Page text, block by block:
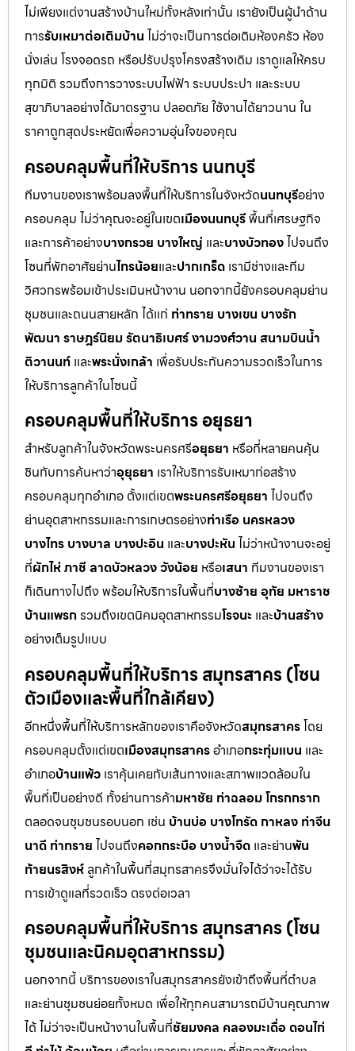
ไม่เพียงแต่งานสร้างบ้านใหม่ทั้งหลังเท่านั้น เรายังเป็นผู้นำด้าน
การรับเหมาต่อเติมบ้าน ไม่ว่าจะเป็นการต่อเติมห้องครัว ห้อง
นั่งเล่น โรงจอดรถ หรือปรับปรุงโครงสร้างเดิม เราดูแลให้ครบ
ทุกมิติ รวมถึงการวางระบบไฟฟ้า ระบบประปา และระบบ
สุขาภิบาลอย่างได้มาตรฐาน ปลอดภัย ใช้งานได้ยาวนาน ใน
ราคาถูกสุดประหยัดเพื่อความอุ่นใจของคุณ
ครอบคลุมพื้นที่ให้บริการ นนทบุรี
ทีมงานของเราพร้อมลงพื้นที่ให้บริการในจังหวัดนนทบุรีอย่าง
ครอบคลุม ไม่ว่าคุณจะอยู่ในเขตเมืองนนทบุรีพื้นที่เศรษฐกิจ
และการค้าอย่างบางกรวย บางใหญ่ และบางบัวทองไปจนถึง
โซนที่พักอาศัยย่านไทรน้อยและปากเกร็ด เรามีช่างและทีม
วิศวกรพร้อมเข้าประเมินหน้างาน นอกจากนี้ยังครอบคลุมย่าน
ชุมชนและถนนสายหลัก ได้แก่ ท่าทราย บางเขน บางรัก
พัฒนา ราษฎร์นิยม รัตนาธิเบศร์ งามวงศ์วาน สนามบินน้ำ
ติวานนท์ และพระนั่งเกล้า เพื่อรับประกันความรวดเร็วในการ
ให้บริการลูกค้าในโซนนี้
ครอบคลุมพื้นที่ให้บริการ อยุธยา
สำหรับลูกค้าในจังหวัดพระนครศรีอยุธยา หรือที่หลายคนคุ้น
ชินกับการค้นหาว่าอุยุธยา เราให้บริการรับเหมาก่อสร้าง
ครอบคลุมทุกอำเภอ ตั้งแต่เขตพระนครศรีอยุธยา ไปจนถึง
ย่านอุตสาหกรรมและการเกษตรอย่างท่าเรือ นครหลวง
บางไทร บางบาล บางปะอิน และบางปะหัน ไม่ว่าหน้างานจะอยู่
ที่ผักไห่ ภาชี ลาดบัวหลวง วังน้อย หรือเสนา ทีมงานของเรา
ก็เดินทางไปถึง พร้อมให้บริการในพื้นที่บางซ้าย อุทัย มหาราช
บ้านแพรกรวมถึงเขตนิคมอุตสาหกรรมโรจนะ และบ้านสร้าง
อย่างเต็มรูปแบบ
ครอบคลุมพื้นที่ให้บริการ สมุทรสาคร (โซน
ตัวเมืองและพื้นที่ใกล้เคียง)
อีกหนึ่งพื้นที่ให้บริการหลักของเราคือจังหวัดสมุทรสาครโดย
ครอบคลุมตั้งแต่เขตเมืองสมุทรสาครอำเภอกระทุ่มแบน และ
อำเภอบ้านแพ้ว เราคุ้นเคยกับเส้นทางและสภาพแวดล้อมใน
พื้นที่เป็นอย่างดี ทั้งย่านการค้ามหาชัย ท่าฉลอม โกรกกราก
ตลอดจนชุมชนรอบนอก เช่น บ้านบ่อ บางโทรัด กาหลง ท่าจีน
นาดี ท่าทราย ไปจนถึงคอกกระบือ บางน้ำจืด และย่านพัน
ท้ายนรสิงห์ ลูกค้าในพื้นที่สมุทรสาครจึงมั่นใจได้ว่าจะได้รับ
การเข้าดูแลที่รวดเร็ว ตรงต่อเวลา
ครอบคลุมพื้นที่ให้บริการ สมุทรสาคร (โซน
ชุมชนและนิคมอุตสาหกรรม)
นอกจากนี้ บริการของเราในสมุทรสาครยังเข้าถึงพื้นที่ตำบล
และย่านชุมชนย่อยทั้งหมด เพื่อให้ทุกคนสามารถมีบ้านคุณภาพ
ได้ ไม่ว่าจะเป็นหน้างานในพื้นที่ชัยมงคล คลองมะเดื่อ ดอนไก่